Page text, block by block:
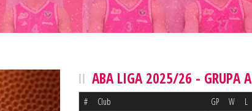
ABA LIGA 2025/26 - GRUPA A
# Club GP W L